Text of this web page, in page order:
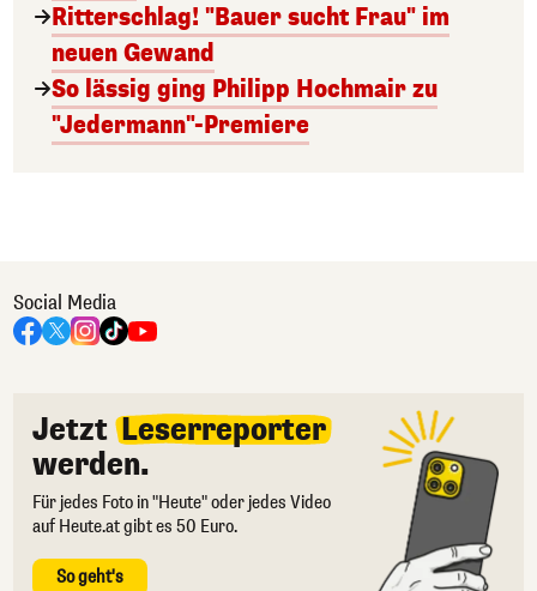
Ritterschlag! "Bauer sucht Frau" im
neuen Gewand
So lässig ging Philipp Hochmair zu
"Jedermann"-Premiere
Social Media
Jetzt Leserreporter
werden.
Für jedes Foto in "Heute" oder jedes Video
auf Heute.at gibt es 50 Euro.
So geht's